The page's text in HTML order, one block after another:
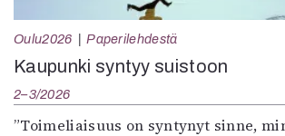
Oulu2026 Paperilehdestä
Kaupunki syntyy suistoon
2–3/2026
”Toimeliaisuus on syntynyt sinne,